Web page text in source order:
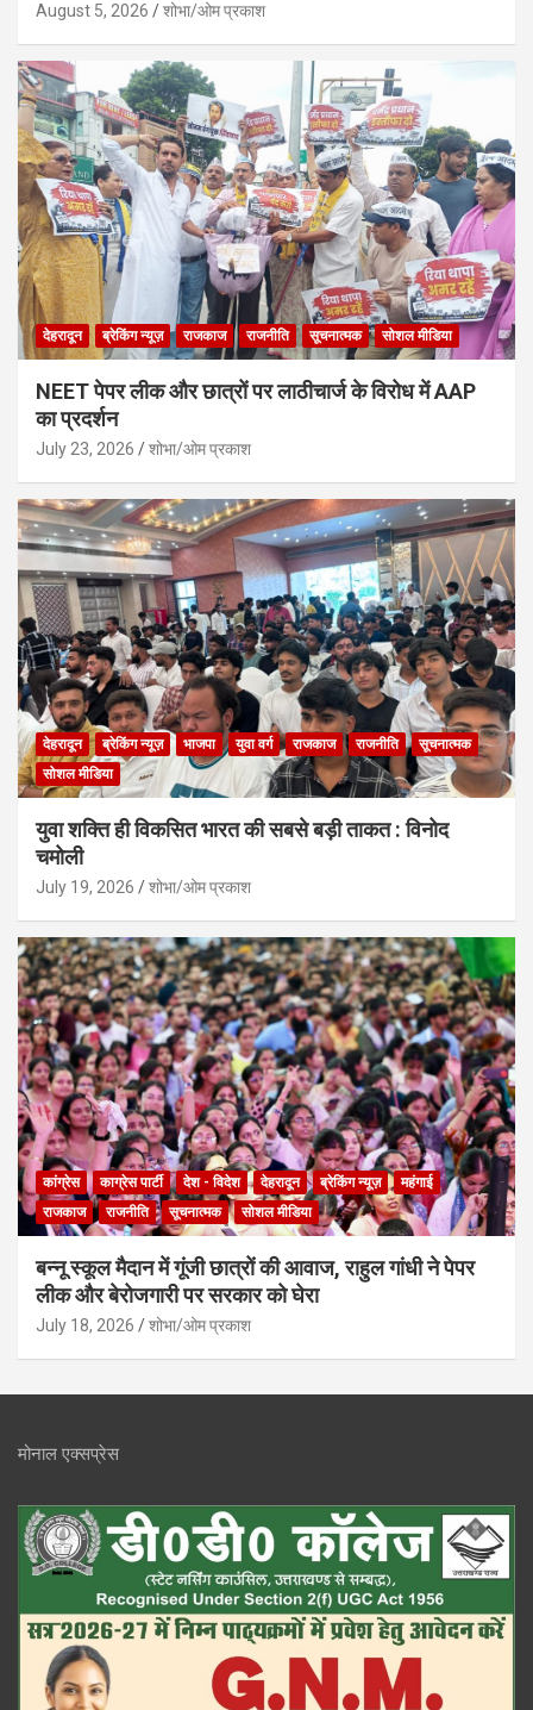
August 5, 2026 शोभा/ओम प्रकाश
देहरादून ब्रेकिंग न्यूज़ राजकाज राजनीति सूचनात्मक सोशल मीडिया
NEET पेपर लीक और छात्रों पर लाठीचार्ज के विरोध में AAP
का प्रदर्शन
July 23, 2026 शोभा/ओम प्रकाश
देहरादून ब्रेकिंग न्यूज़ भाजपा युवा वर्ग राजकाज राजनीति
सूचनात्मक
सोशल मीडिया
युवा शक्ति ही विकसित भारत की सबसे बड़ी ताकत : विनोद
चमोली
July 19, 2026 शोभा/ओम प्रकाश
कांग्रेस काग्रेस पार्टी देश - विदेश देहरादून ब्रेकिंग न्यूज़
महंगाई
राजकाज
राजनीति सूचनात्मक सोशल मीडिया
बन्नू स्कूल मैदान में गूंजी छात्रों की आवाज, राहुल गांधी ने पेपर
लीक और बेरोजगारी पर सरकार को घेरा
July 18, 2026 शोभा/ओम प्रकाश
मोनाल एक्सप्रेस